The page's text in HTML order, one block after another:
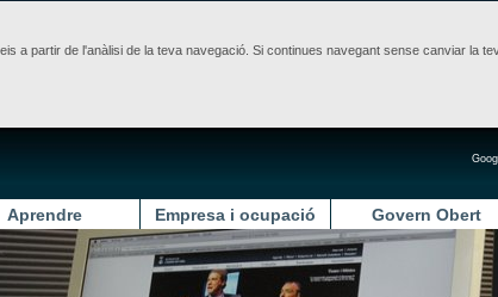
a partir de l'anàlisi de la teva navegació. Si continues navegant sense canviar la
Aprendre Empresa i ocupació Govern Obert